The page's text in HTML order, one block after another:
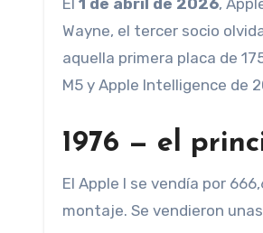
El 1 de abril de 2026,
Wayne, el tercer socio
aquella primera placa de
M5 y Apple Intelligence de
1976 — el
El Apple I se vendía por
montaje. Se vendieron